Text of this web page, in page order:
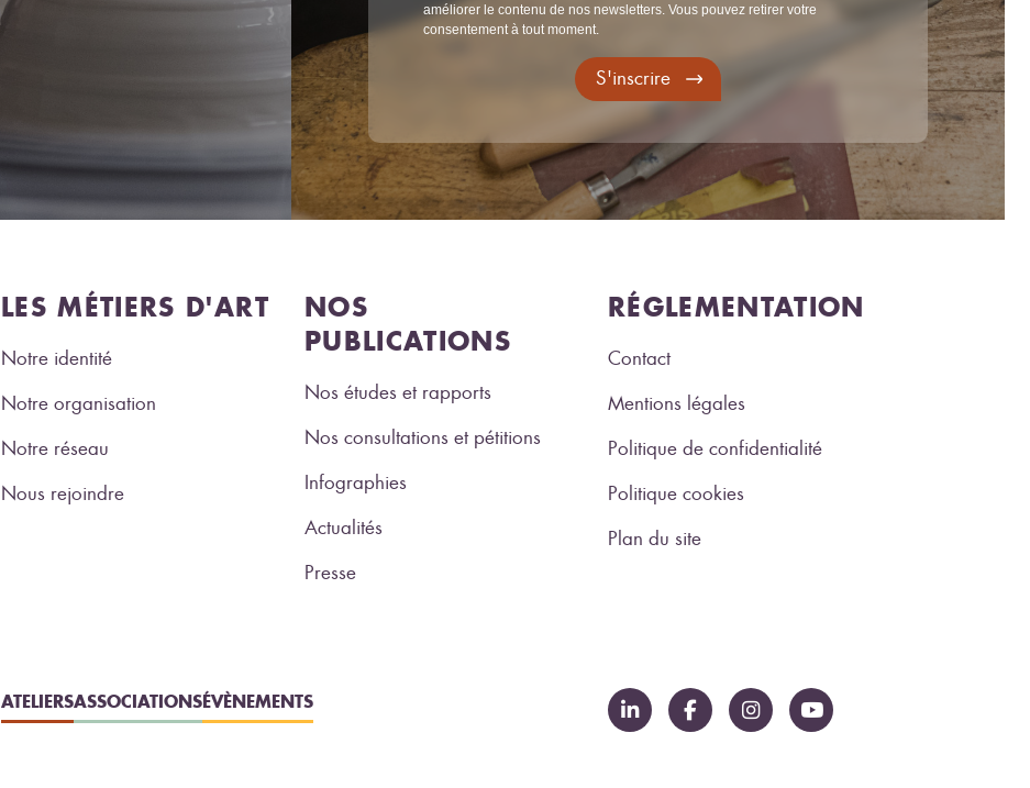
améliorer le contenu de nos newsletters. Vous pouvez retirer votre
consentement à tout moment.
S'inscrire
LES MÉTIERS D'ART
Notre identité
Notre organisation
Notre réseau
Nous rejoindre
NOS
PUBLICATIONS
Nos études et rapports
Nos consultations et pétitions
Infographies
Actualités
Presse
RÉGLEMENTATION
Contact
Mentions légales
Politique de confidentialité
Politique cookies
Plan du site
ATELIERSASSOCIATIONSÉVÈNEMENTS